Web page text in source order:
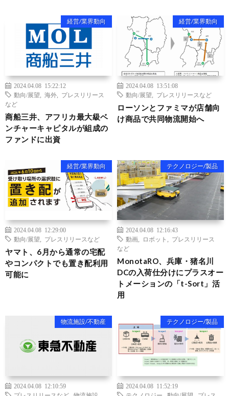
経営/業界動向
2024.04.08 15:22:12
動向/展望
海外
プレスリリース
など
商船三井、アフリカ最大級ベ
ンチャーキャピタルが組成の
ファンドに出資
経営/業界動向
2024.04.08 13:51:08
動向/展望
プレスリリースなど
ローソンとファミマが店舗向
け商品で共同物流開始へ
経営/業界動向
2024.04.08 12:29:00
動向/展望
プレスリリースなど
ヤマト、6月から通常の宅配
やコンパクトでも置き配利用
可能に
テクノロジー/製品
2024.04.08 12:16:43
動画
ロボット
プレスリリース
など
MonotaRO、兵庫・猪名川
DCの入荷仕分けにプラスオー
トメーションの「t-Sort」活
用
物流施設/不動産
2024.04.08 12:10:59
テクノロジー/製品
2024.04.08 11:52:19